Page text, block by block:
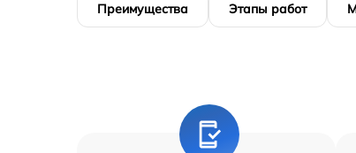
Преимущества Этапы работ